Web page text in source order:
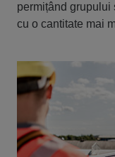
permițând grupului
cu o cantitate mai